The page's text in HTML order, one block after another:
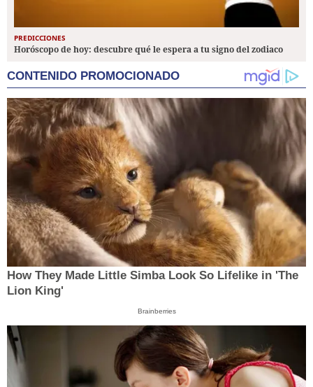
PREDICCIONES
Horóscopo de hoy: descubre qué le espera a tu signo del zodiaco
CONTENIDO PROMOCIONADO
How They Made Little Simba Look So Lifelike in 'The
Lion King'
Brainberries